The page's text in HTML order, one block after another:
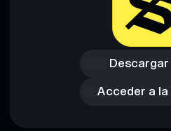
Descargar
Acceder a la
Acceder a